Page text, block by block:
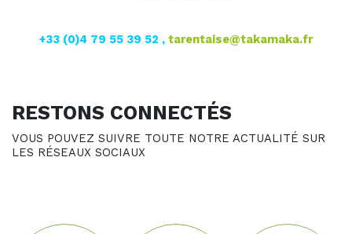
+33 (0)4 79 55 39 52 , tarentaise@takamaka.fr
RESTONS CONNECTÉS
VOUS POUVEZ SUIVRE TOUTE NOTRE ACTUALITÉ SUR
LES RÉSEAUX SOCIAUX